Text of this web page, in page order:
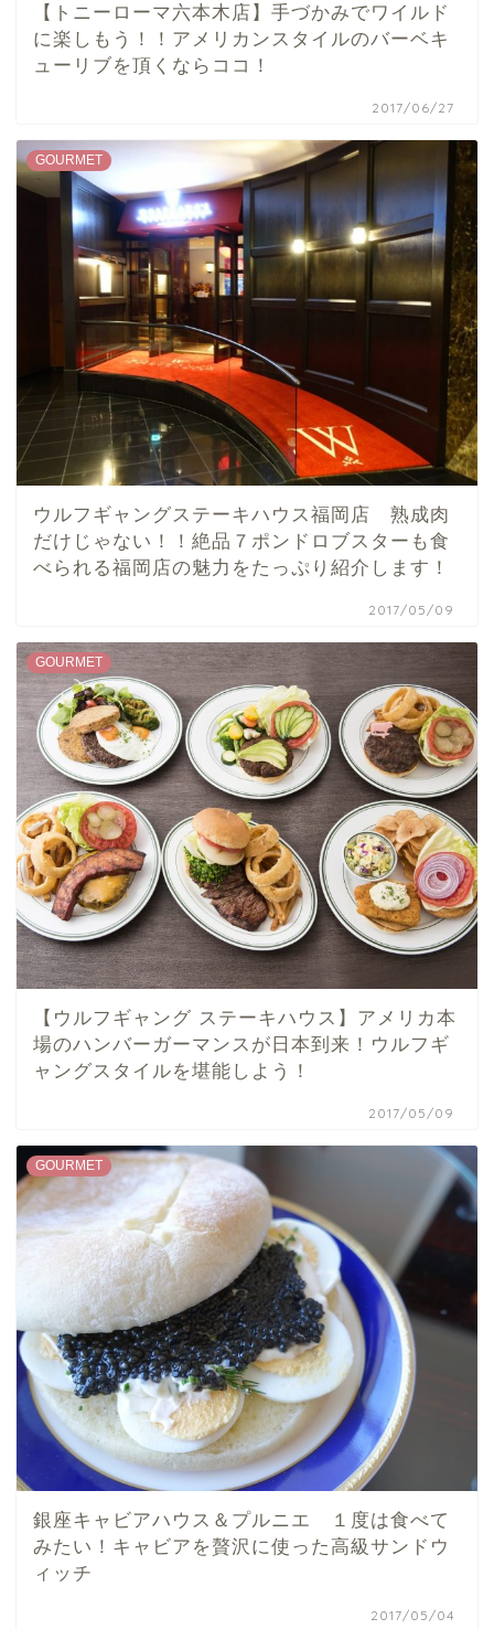
【トニーローマ六本木店】手づかみでワイルド
に楽しもう！！アメリカンスタイルのバーベキ
ューリブを頂くならココ！
2017/06/27
GOURMET
ウルフギャングステーキハウス福岡店 熟成肉
だけじゃない！！絶品７ポンドロブスターも食
べられる福岡店の魅力をたっぷり紹介します！
2017/05/09
GOURMET
【ウルフギャング ステーキハウス】アメリカ本
場のハンバーガーマンスが日本到来！ウルフギ
ャングスタイルを堪能しよう！
2017/05/09
GOURMET
銀座キャビアハウス＆プルニエ １度は食べて
みたい！キャビアを贅沢に使った高級サンドウ
ィッチ
2017/05/04